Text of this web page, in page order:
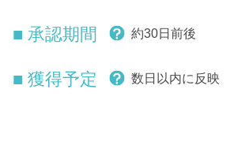
■ 承認期間 約30日前後
■ 獲得予定 数日以内に反映